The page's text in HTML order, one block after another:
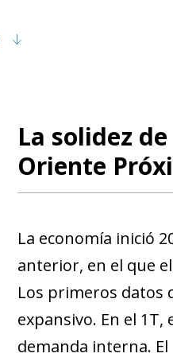
La solidez
Oriente
La economía inició
anterior, en el que
Los primeros datos
expansivo. En el
demanda interna.